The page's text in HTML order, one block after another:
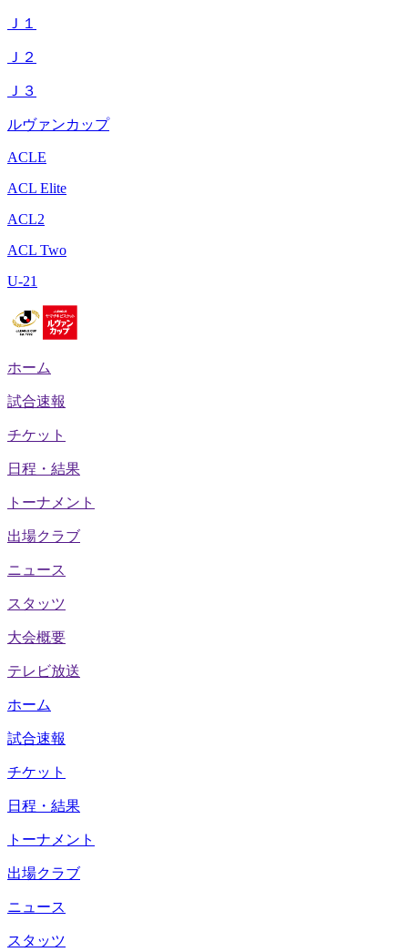
Ｊ１
Ｊ２
Ｊ３
ルヴァンカップ
ACLE
ACL Elite
ACL2
ACL Two
U-21
ホーム
試合速報
チケット
日程・結果
トーナメント
出場クラブ
ニュース
スタッツ
大会概要
テレビ放送
ホーム
試合速報
チケット
日程・結果
トーナメント
出場クラブ
ニュース
スタッツ